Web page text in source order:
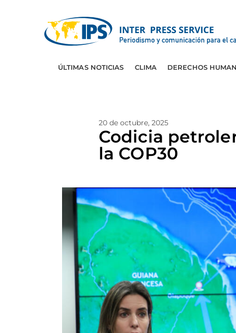
ÚLTIMAS NOTICIAS CLIMA DERECHOS
20 de octubre, 2025
Codicia
la COP30